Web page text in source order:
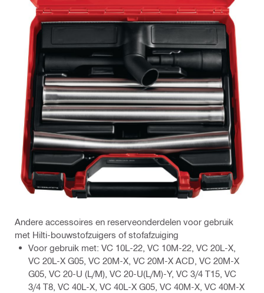
Andere accessoires en reserveonderdelen voor gebruik
met Hilti-bouwstofzuigers of stofafzuiging
Voor gebruik met: VC 10L-22, VC 10M-22, VC 20L-X,
VC 20L-X G05, VC 20M-X, VC 20M-X ACD, VC 20M-X
G05, VC 20-U (L/M), VC 20-U(L/M)-Y, VC 3/4 T15, VC
3/4 T8, VC 40L-X, VC 40L-X G05, VC 40M-X, VC 40M-X